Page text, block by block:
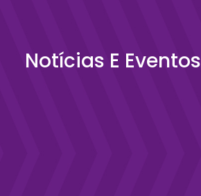
Notícias E Eventos